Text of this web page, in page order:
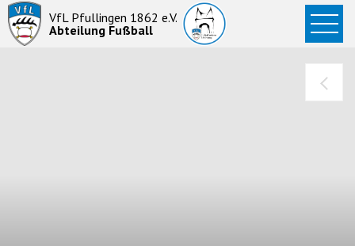
VfL Pfullingen 1862 e.V.
Abteilung Fußball
Startseite
News